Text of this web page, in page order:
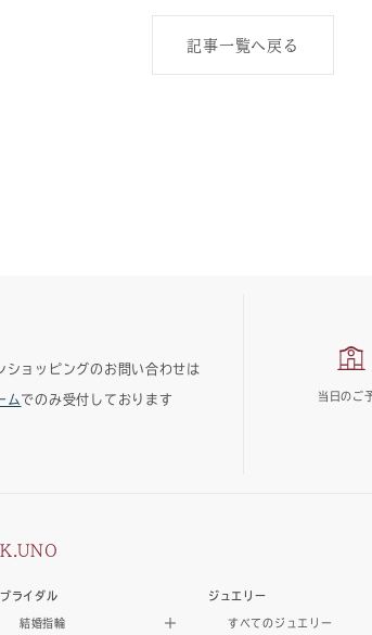
記事一覧へ戻る
ショッピングのお問い合わせは
ム でのみ受付しております 当日のご
K.UNO
ブライダル
結婚指輪
ジュエリー
すべてのジュエリー